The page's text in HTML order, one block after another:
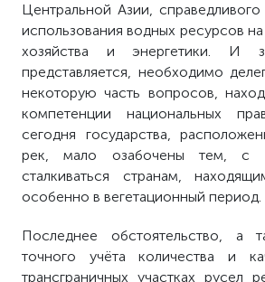
Центральной Азии,
использования водных ресурсов
хозяйства и энергетики. И
представляется, необходимо
некоторую часть вопросов,
компетенции национальных
сегодня государства,
рек, мало озабочены тем, с
сталкиваться странам,
особенно в вегетационный период.
Последнее обстоятельство, а
точного учёта количества и
трансграничных участках русел